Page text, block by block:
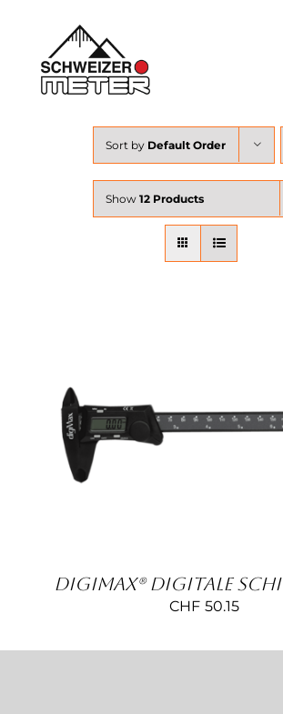
content
LongLife Meterstäbe
Kontakt
Sort by Default Order
Show 12 Products
IN DEN WARENKORB
DigiMax® Digitale
CHF 50.15